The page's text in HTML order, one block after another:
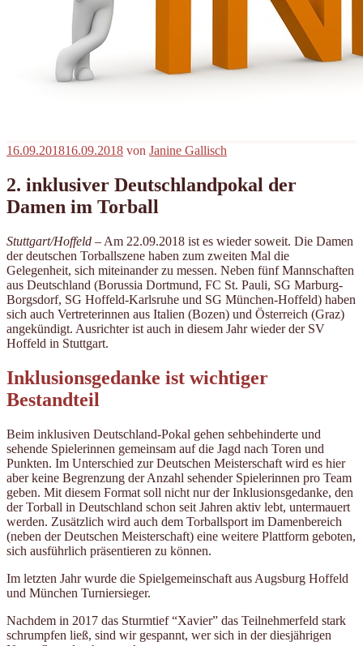
Veröffentlicht
16.09.201816.09.2018 von Janine Gallisch
2. inklusiver Deutschlandpokal der
Damen im Torball
Stuttgart/Hoffeld – Am 22.09.2018 ist es wieder soweit. Die Damen
der deutschen Torballszene haben zum zweiten Mal die
Gelegenheit, sich miteinander zu messen. Neben fünf Mannschaften
aus Deutschland (Borussia Dortmund, FC St. Pauli, SG Marburg-
Borgsdorf, SG Hoffeld-Karlsruhe und SG München-Hoffeld) haben
sich auch Vertreterinnen aus Italien (Bozen) und Österreich (Graz)
angekündigt. Ausrichter ist auch in diesem Jahr wieder der SV
Hoffeld in Stuttgart.
Inklusionsgedanke ist wichtiger
Bestandteil
Beim inklusiven Deutschland-Pokal gehen sehbehinderte und
sehende Spielerinnen gemeinsam auf die Jagd nach Toren und
Punkten. Im Unterschied zur Deutschen Meisterschaft wird es hier
aber keine Begrenzung der Anzahl sehender Spielerinnen pro Team
geben. Mit diesem Format soll nicht nur der Inklusionsgedanke, den
der Torball in Deutschland schon seit Jahren aktiv lebt, untermauert
werden. Zusätzlich wird auch dem Torballsport im Damenbereich
(neben der Deutschen Meisterschaft) eine weitere Plattform geboten,
sich ausführlich präsentieren zu können.
Im letzten Jahr wurde die Spielgemeinschaft aus Augsburg Hoffeld
und München Turniersieger.
Nachdem in 2017 das Sturmtief “Xavier” das Teilnehmerfeld stark
schrumpfen ließ, sind wir gespannt, wer sich in der diesjährigen